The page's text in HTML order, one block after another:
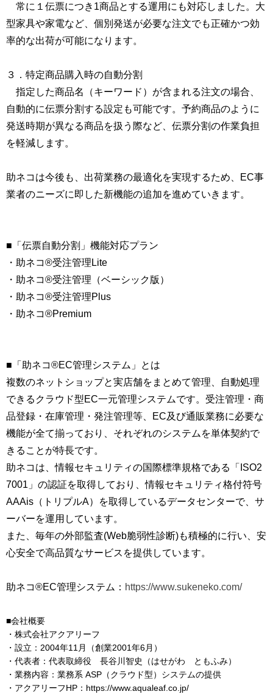
常に１伝票につき1商品とする運用にも対応しました。大
型家具や家電など、個別発送が必要な注文でも正確かつ効
率的な出荷が可能になります。
３．特定商品購入時の自動分割
指定した商品名（キーワード）が含まれる注文の場合、
自動的に伝票分割する設定も可能です。予約商品のように
発送時期が異なる商品を扱う際など、伝票分割の作業負担
を軽減します。
助ネコは今後も、出荷業務の最適化を実現するため、EC事
業者のニーズに即した新機能の追加を進めていきます。
■「伝票自動分割」機能対応プラン
・助ネコ®受注管理Lite
・助ネコ®受注管理（ベーシック版）
・助ネコ®受注管理Plus
・助ネコ®Premium
■「助ネコ®EC管理システム」とは
複数のネットショップと実店舗をまとめて管理、自動処理
できるクラウド型EC一元管理システムです。受注管理・商
品登録・在庫管理・発注管理等、EC及び通販業務に必要な
機能が全て揃っており、それぞれのシステムを単体契約で
きることが特長です。
助ネコは、情報セキュリティの国際標準規格である「ISO2
7001」の認証を取得しており、情報セキュリティ格付符号
AAAis（トリプルA）を取得しているデータセンターで、サ
ーバーを運用しています。
また、毎年の外部監査(Web脆弱性診断)も積極的に行い、安
心安全で高品質なサービスを提供しています。
助ネコ®EC管理システム： https://www.sukeneko.com/
■会社概要
・株式会社アクアリーフ
・設立：2004年11月（創業2001年6月）
・代表者：代表取締役 長谷川智史（はせがわ ともふみ）
・業務内容：業務系 ASP（クラウド型）システムの提供
・アクアリーフHP：https://www.aqualeaf.co.jp/